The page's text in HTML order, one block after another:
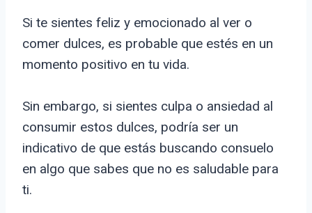
Si te sientes feliz y emocionado al ver o
comer dulces, es probable que estés en un
momento positivo en tu vida.
Sin embargo, si sientes culpa o ansiedad al
consumir estos dulces, podría ser un
indicativo de que estás buscando consuelo
en algo que sabes que no es saludable para
ti.